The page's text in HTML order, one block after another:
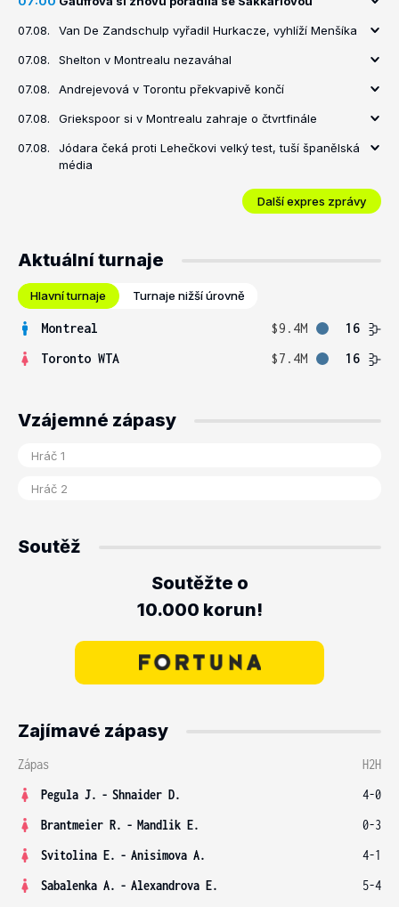
07.08. Van De Zandschulp vyřadil Hurkacze, vyhlíží Menšíka
07.08. Shelton v Montrealu nezaváhal
07.08. Andrejevová v Torontu překvapivě končí
07.08. Griekspoor si v Montrealu zahraje o čtvrtfinále
07.08.
Jódara čeká proti Lehečkovi velký test, tuší španělská
média
Další expres zprávy
Aktuální turnaje
Hlavní turnaje Turnaje nižší úrovně
Montreal $9.4M
16
Toronto WTA
$7.4M 16
Vzájemné zápasy
Soutěž
Soutěžte o
10.000 korun!
Zajímavé zápasy
Zápas
H2H
Pegula J. - Shnaider D.
4-0
Brantmeier R. - Mandlik E.
0-3
Svitolina E. - Anisimova A.
4-1
Sabalenka A. - Alexandrova E.
5-4